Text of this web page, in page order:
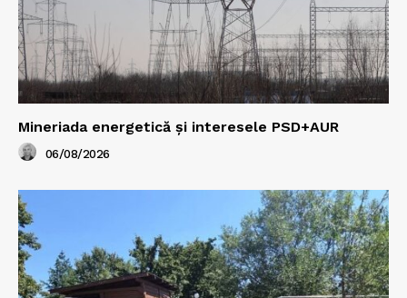
Mineriada energetică și interesele PSD+AUR
06/08/2026